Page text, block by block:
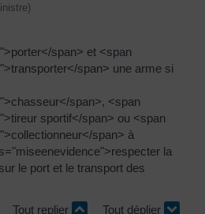
span> et <span
span> une arme si
span>, <span
sportif</span> ou <span
span> à
la
le port et le transport des
Tout replier
Tout déplier